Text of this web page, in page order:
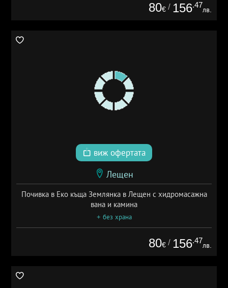
80€ / 156.47
лв.
виж офертата
Лещен
Почивка в Еко къща Землянка в Лещен с хидромасажна
вана и камина
+ без храна
80€ / 156.47
лв.